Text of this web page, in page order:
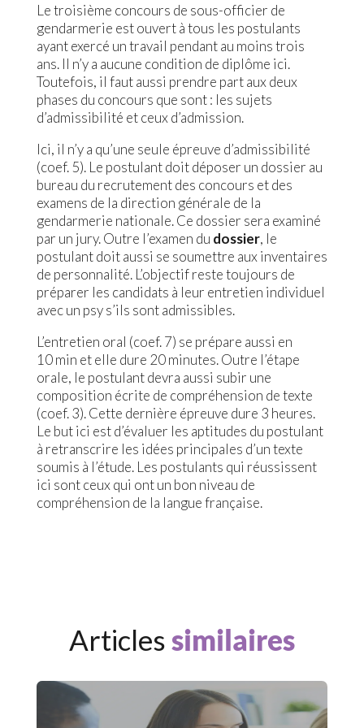
Le troisième concours de sous-officier de
gendarmerie est ouvert à tous les postulants
ayant exercé un travail pendant au moins trois
ans. Il n’y a aucune condition de diplôme ici.
Toutefois, il faut aussi prendre part aux deux
phases du concours que sont : les sujets
d’admissibilité et ceux d’admission.
Ici, il n’y a qu’une seule épreuve d’admissibilité
(coef. 5). Le postulant doit déposer un dossier au
bureau du recrutement des concours et des
examens de la direction générale de la
gendarmerie nationale. Ce dossier sera examiné
par un jury. Outre l’examen du dossier, le
postulant doit aussi se soumettre aux inventaires
de personnalité. L’objectif reste toujours de
préparer les candidats à leur entretien individuel
avec un psy s’ils sont admissibles.
L’entretien oral (coef. 7) se prépare aussi en
10 min et elle dure 20 minutes. Outre l’étape
orale, le postulant devra aussi subir une
composition écrite de compréhension de texte
(coef. 3). Cette dernière épreuve dure 3 heures.
Le but ici est d’évaluer les aptitudes du postulant
à retranscrire les idées principales d’un texte
soumis à l’étude. Les postulants qui réussissent
ici sont ceux qui ont un bon niveau de
compréhension de la langue française.
Articlessimilaires